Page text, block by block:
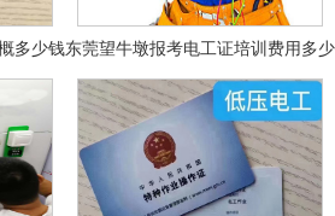
多少钱东莞望牛墩报考电工证培训费用多少
钱